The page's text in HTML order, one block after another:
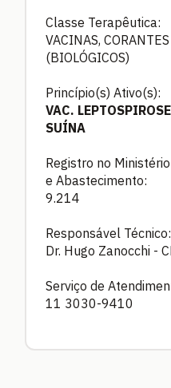
Classe Terapêutica:
VACINAS,
(BIOLÓGICOS)
Princípio(s) Ativo(s):
VAC.
SUÍNA
Registro no
e Abastecimento:
9.214
Responsável Técnico:
Dr. Hugo Zanocchi -
Serviço de
11 3030-9410